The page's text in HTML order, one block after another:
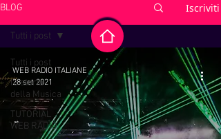
BLOG Iscriviti
Tutti i post
la storia
della Musica
TUTORIAL
WEB RADIO
Tutti i post
WEB RADIO ITALIANE
28 set 2021